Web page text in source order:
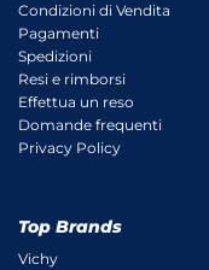
Condizioni di Vendita
Pagamenti
Spedizioni
Resi e rimborsi
Effettua un reso
Domande frequenti
Privacy Policy
Top Brands
Vichy